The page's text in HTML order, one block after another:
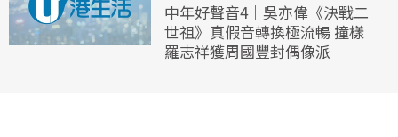
中年好聲音4｜吳亦偉《決戰二
世祖》真假音轉換極流暢 撞樣
羅志祥獲周國豐封偶像派